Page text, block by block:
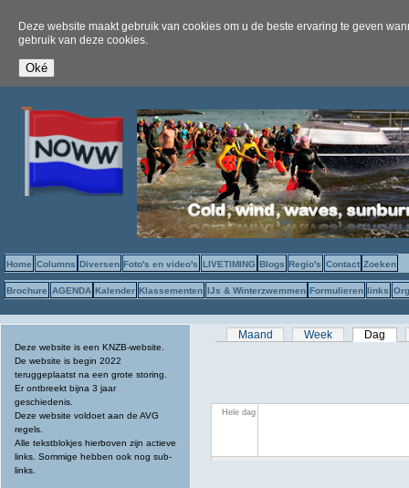
Deze website maakt gebruik van cookies om u de beste ervaring te geven
gebruik van deze cookies.
Home Columns Diversen Foto's en video's LIVETIMING Blogs Regio's Contact Zoeken
Brochure AGENDA Kalender Klassementen IJs & Winterzwemmen Formulieren links
Deze website is een KNZB-website.
De website is begin 2022
teruggeplaatst na een grote storing.
Er ontbreekt bijna 3 jaar
geschiedenis.
Deze website voldoet aan de AVG
regels.
Alle tekstblokjes hierboven zijn actieve
links. Sommige hebben ook nog sub-
links.
Primaire tabs
Maand Week Dag
Hele dag